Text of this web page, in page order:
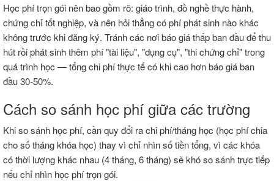
Học phí trọn gói nên bao gồm rõ: giáo trình, đồ nghề thực hành,
chứng chỉ tốt nghiệp, và nên hỏi thẳng có phí phát sinh nào khác
không trước khi đăng ký. Tránh các nơi báo giá thấp ban đầu để thu
hút rồi phát sinh thêm phí "tài liệu", "dụng cụ", "thi chứng chỉ" trong
quá trình học — tổng chi phí thực tế có khi cao hơn báo giá ban
đầu 30-50%.
Cách so sánh học phí giữa các trường
Khi so sánh học phí, cần quy đổi ra chi phí/tháng học (học phí chia
cho số tháng khóa học) thay vì chỉ nhìn số tiền tổng, vì các khóa
có thời lượng khác nhau (4 tháng, 6 tháng) sẽ khó so sánh trực tiếp
nếu chỉ nhìn học phí trọn gói.